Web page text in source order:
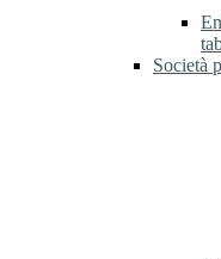
Società